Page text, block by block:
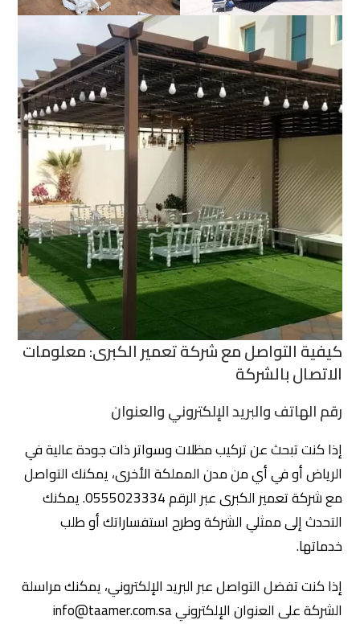
كيفية التواصل مع شركة تعمير الكبرى: معلومات
الاتصال بالشركة
رقم الهاتف والبريد الإلكتروني والعنوان
إذا كنت تبحث عن تركيب مظلات وسواتر ذات جودة عالية في
الرياض أو في أي من مدن المملكة الأخرى، يمكنك التواصل
مع شركة تعمير الكبرى عبر الرقم 0555023334. يمكنك
التحدث إلى ممثلي الشركة وطرح استفساراتك أو طلب
خدماتها.
إذا كنت تفضل التواصل عبر البريد الإلكتروني، يمكنك مراسلة
الشركة على العنوان الإلكتروني info@taamer.com.sa